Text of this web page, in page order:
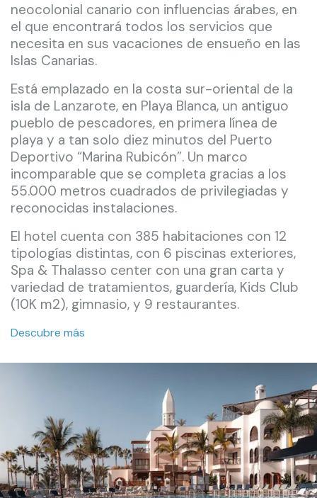
neocolonial canario con influencias árabes, en
el que encontrará todos los servicios que
necesita en sus vacaciones de ensueño en las
Islas Canarias.
Está emplazado en la costa sur-oriental de la
isla de Lanzarote, en Playa Blanca, un antiguo
pueblo de pescadores, en primera línea de
playa y a tan solo diez minutos del Puerto
Deportivo “Marina Rubicón”. Un marco
incomparable que se completa gracias a los
55.000 metros cuadrados de privilegiadas y
reconocidas instalaciones.
El hotel cuenta con 385 habitaciones con 12
tipologías distintas, con 6 piscinas exteriores,
Spa & Thalasso center con una gran carta y
variedad de tratamientos, guardería, Kids Club
(10K m2), gimnasio, y 9 restaurantes.
Descubre más